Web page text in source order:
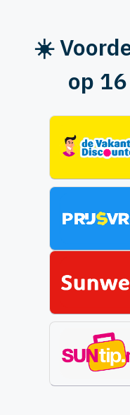
☀️
op